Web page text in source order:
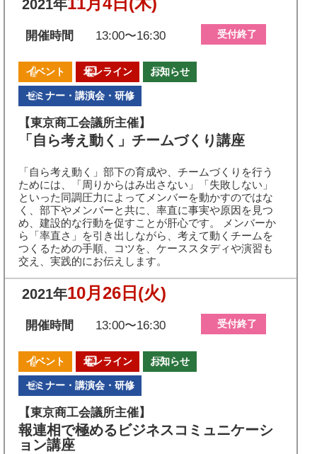
2021年
開催時間 13:00〜16:30 受付終了
イベント オンライン お知らせ
セミナー・講演会・研修
【東京商工会議所主催】
「自ら考え動く」チームづくり講座
「自ら考え動く」部下の育成や、チームづくりを行う
ためには、「周りからはみ出さない」「失敗しない」
といった同調圧力によってメンバーを動かすのではな
く、部下やメンバーと共に、率直に事実や原因を見つ
め、建設的な行動を促すことが肝心です。 メンバーか
ら「率直さ」を引き出しながら、考えて動くチームを
つくるための手順、コツを、ケーススタディや演習も
交え、実践的にお伝えします。
2021年10月26日 (火)
開催時間 13:00〜16:30 受付終了
イベント オンライン お知らせ
セミナー・講演会・研修
【東京商工会議所主催】
報連相で極めるビジネスコミュニケーシ
ョン講座